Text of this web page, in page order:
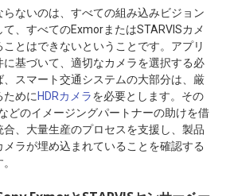
ないのは、すべての組み込みビジョン
、すべてのExmorまたはSTARVISカメ
とはできないということです。アプリ
基づいて、適切なカメラを選択する必
スマート交通システムの大部分は、厳
ためにHDRカメラを必要とします。その
どのイメージングパートナーの助けを借
合、大量生産のプロセスを支援し、製品
ラが埋め込まれていることを確認する